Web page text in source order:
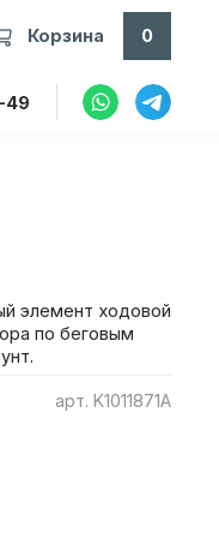
49
Корзина 0
арт. K1011871A
элемент ходовой
по беговым